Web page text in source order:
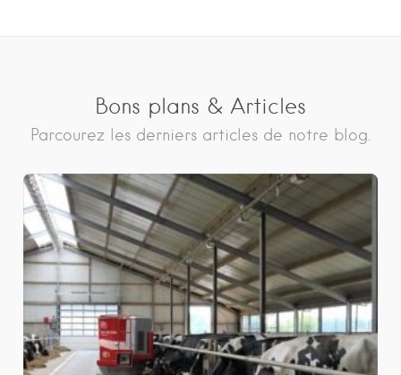
Bons plans & Articles
Parcourez les derniers articles de notre blog.